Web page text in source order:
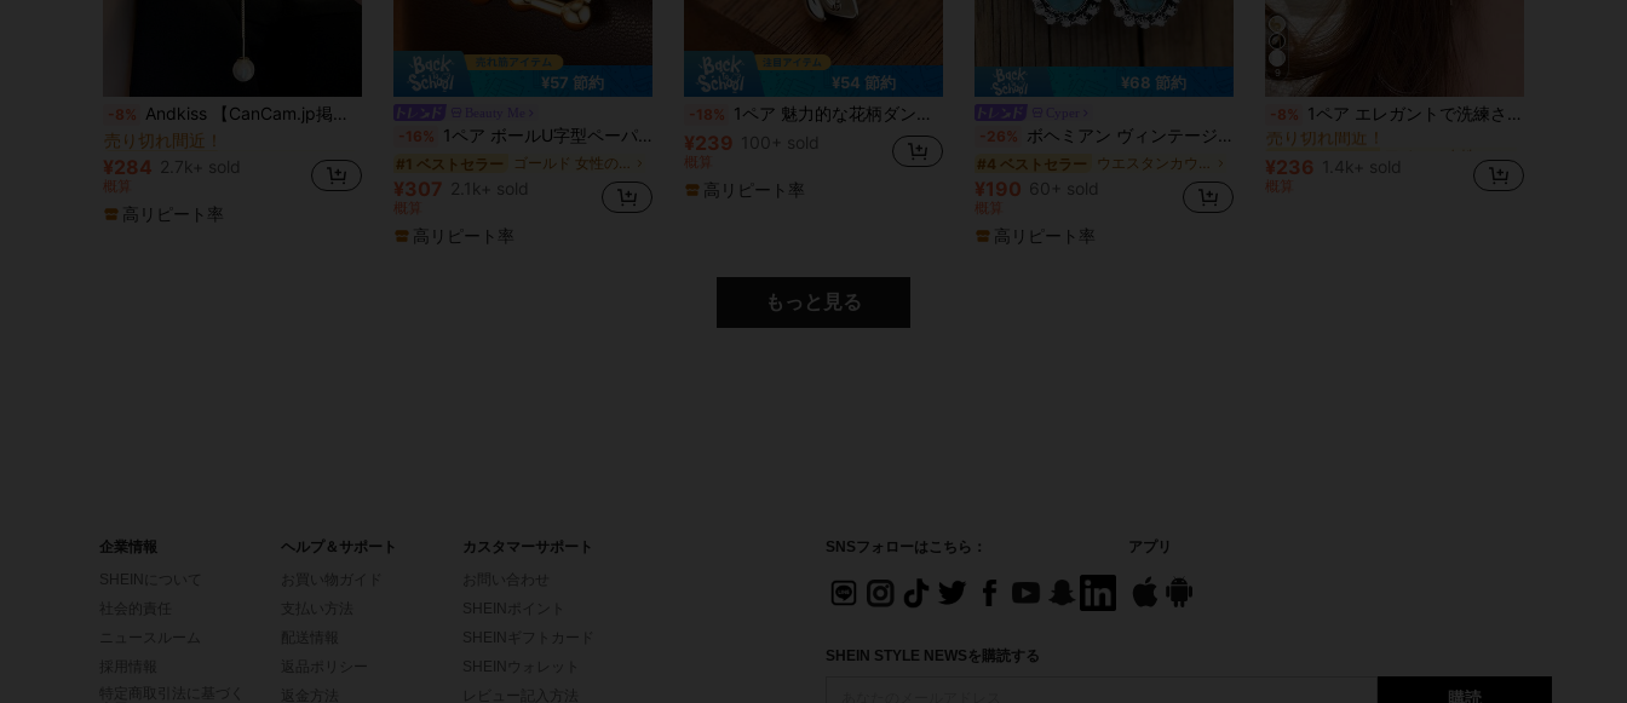
-8% Andkiss 【CanCam.jp掲載アイテム】1ペア ファッショナブルなフェイクパール装飾 イヤージャケット 女性 日常使いにぴったり
に 樹脂 女性のブラブライヤリング
売り切れ間近！
#1 ベストセラー
売り切れ間近！
#1 ベストセラー
売り切れ間近！
#1 ベストセラー
売り切れ間近！
¥284 2.7k+ sold
概算
高リピート率
¥57 節約
-16% 1ペア ボールU字型ペーパークリップピン チャンキーピアス レディース、馬蹄型ドロップダングルリンクチェーンサークルフープピアス デイリー/バケーション着用
#1 ベストセラー ゴールド 女性のブラブライヤリング
¥307 2.1k+ sold
概算
高リピート率
¥54 節約
-18% 1ペア 魅力的な花柄ダングルピアス、女性向けデザイン、結婚式、婚約、記念日パーティー、バレンタインデーのギフトに適しています
¥239 100+ sold
概算
高リピート率
¥68 節約
-26% ボヘミアン ヴィンテージスタイル ターコイズ ウォータードロップ ピアス 1ペア
#4 ベストセラー ウエスタンカウボーイ 女性用イヤリング
¥190 60+ sold
概算
高リピート率
9
-8% 1ペア エレガントで洗練されたパールタッセルドロップピアス、女性の日常着やデートに適しています
売り切れ間近！
#1 ベストセラー
売り切れ間近！
#1 ベストセラー
売り切れ間近！
#1 ベストセラー アイロン 女性のブラブライヤリング
売り切れ間近！
¥236 1.4k+ sold
概算
もっと見る
企業情報
SHEINについて
ニュースルーム
ヘルプ＆サポート
お買い物ガイド
支払い方法
返品ポリシー
カスタマーサポート
お問い合わせ
SHEINポイント
SHEINギフトカード
SHEINウォレット
レビュー記入方法
SNSフォローはこちら： アプリ
SHEIN STYLE NEWSを購読する
購読